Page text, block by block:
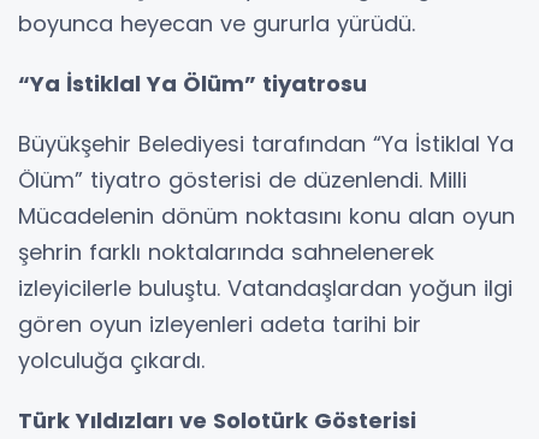
boyunca heyecan ve gururla yürüdü.
“Ya İstiklal Ya Ölüm” tiyatrosu
Büyükşehir Belediyesi tarafından “Ya İstiklal Ya
Ölüm” tiyatro gösterisi de düzenlendi. Milli
Mücadelenin dönüm noktasını konu alan oyun
şehrin farklı noktalarında sahnelenerek
izleyicilerle buluştu. Vatandaşlardan yoğun ilgi
gören oyun izleyenleri adeta tarihi bir
yolculuğa çıkardı.
Türk Yıldızları ve Solotürk Gösterisi